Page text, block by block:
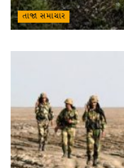
તાજા સમાચાર